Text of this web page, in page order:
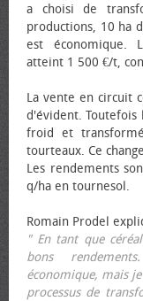
a choisi de
productions, 10 ha
est économique.
atteint 1 500 €/t,
La vente en circuit
d'évident. Toutefois
froid et
tourteaux. Ce
Les rendements
q/ha en tournesol.
Romain Prodel
" En tant que
bons
économique, mais
processus de